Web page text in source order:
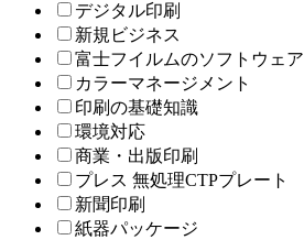
デジタル印刷
新規ビジネス
富士フイルムのソフトウェア
カラーマネージメント
印刷の基礎知識
環境対応
商業・出版印刷
プレス 無処理CTPプレート
新聞印刷
紙器パッケージ